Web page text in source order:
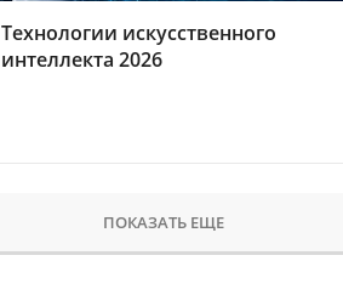
Технологии искусственного
интеллекта 2026
ПОКАЗАТЬ ЕЩЕ